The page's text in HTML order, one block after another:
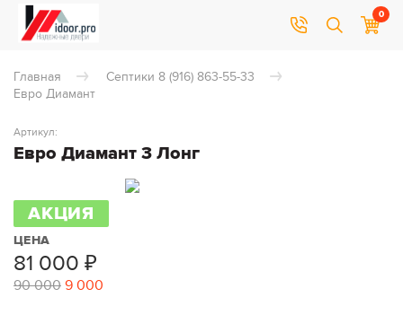
0
Главная
Септики 8 (916) 863-55-33
Евро Диамант
Евро Диамант 3 Лонг
Артикул:
АКЦИЯ
ЦЕНА
81 000 ₽
90 000 9 000